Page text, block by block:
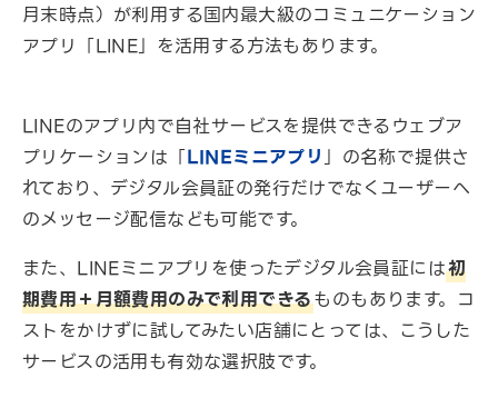
月末時点）が利用する国内最大級のコミュニケーション
アプリ「LINE」を活用する方法もあります。
LINEのアプリ内で自社サービスを提供できるウェブア
プリケーションは「LINEミニアプリ」の名称で提供さ
れており、デジタル会員証の発行だけでなくユーザーへ
のメッセージ配信なども可能です。
また、LINEミニアプリを使ったデジタル会員証には初
期費用＋月額費用のみで利用できるものもあります。コ
ストをかけずに試してみたい店舗にとっては、こうした
サービスの活用も有効な選択肢です。